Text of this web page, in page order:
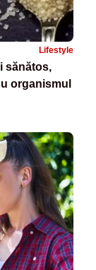
Lifestyle
sănătos,
organismul